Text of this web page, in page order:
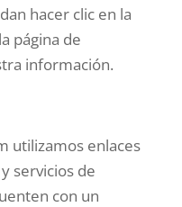
hacer clic en la
página de
información.
utilizamos enlaces
servicios de
con un